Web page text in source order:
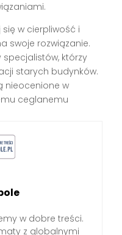
w cierpliwość i
swoje rozwiązanie.
którzy
starych budynków.
nieocenione w
ceglanemu
w dobre treści.
z globalnymi